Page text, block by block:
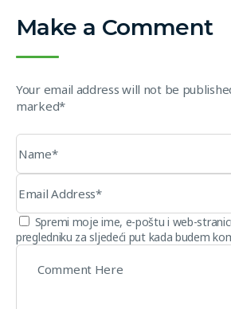
Make a Comment
Your email address will not be
marked*
Spremi moje ime, e-poštu i web-
pregledniku za sljedeći put kada budem